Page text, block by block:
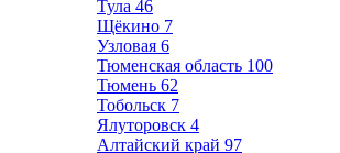
Тула 46
Щёкино 7
Узловая 6
Тюменская область 100
Тюмень 62
Тобольск 7
Ялуторовск 4
Алтайский край 97